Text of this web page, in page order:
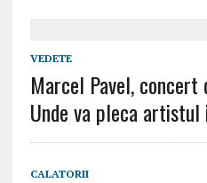
VEDETE
Marcel Pavel, concert
Unde va pleca
CALATORII